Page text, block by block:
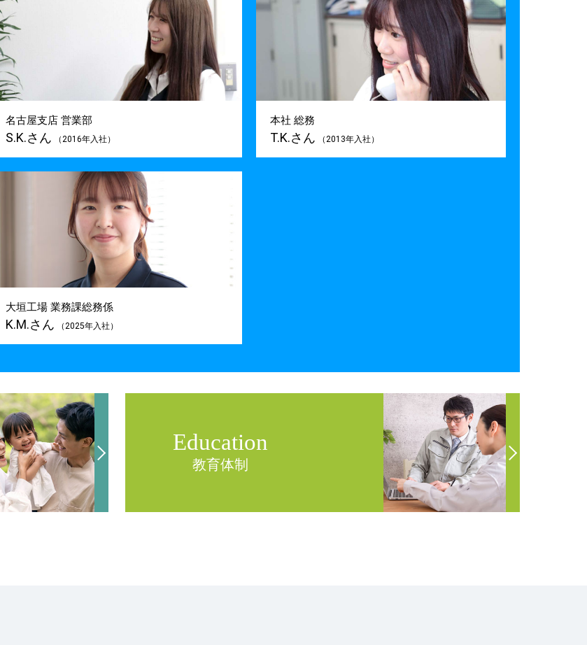
名古屋支店 営業部
S.K.さん （2016年入社）
本社 総務
T.K.さん （2013年入社）
大垣工場 業務課総務係
K.M.さん （2025年入社）
Education
教育体制